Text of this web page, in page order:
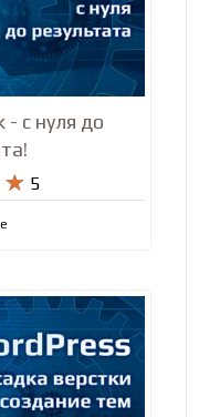
с нуля до

 5